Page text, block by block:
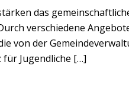
das
verschiedene
von der
für Jugendliche […]